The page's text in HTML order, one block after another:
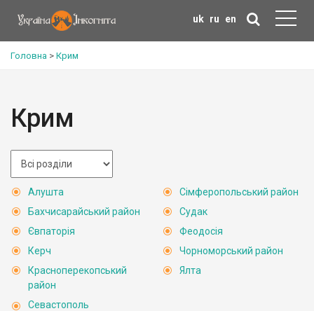
uk ru en
Головна > Крим
Крим
Алушта
Бахчисарайський район
Євпаторія
Керч
Красноперекопський
район
Севастополь
Сімферопольський район
Судак
Феодосія
Чорноморський район
Ялта